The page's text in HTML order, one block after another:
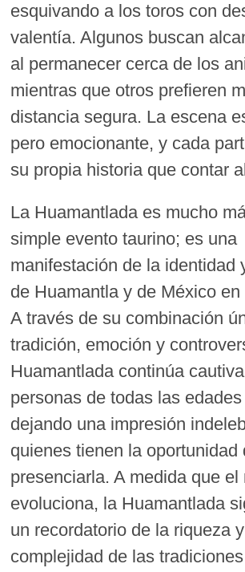
esquivando a los toros con
valentía. Algunos buscan
al permanecer cerca de los
mientras que otros prefieren
distancia segura. La escena
pero emocionante, y cada
su propia historia que contar
La Huamantlada es mucho
simple evento taurino; es una
manifestación de la identidad
de Huamantla y de México en
A través de su combinación
tradición, emoción y
Huamantlada continúa
personas de todas las
dejando una impresión
quienes tienen la oportunidad
presenciarla. A medida que el
evoluciona, la Huamantlada
un recordatorio de la riqueza
complejidad de las